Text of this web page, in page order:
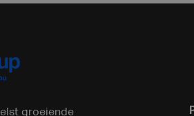
groeiende